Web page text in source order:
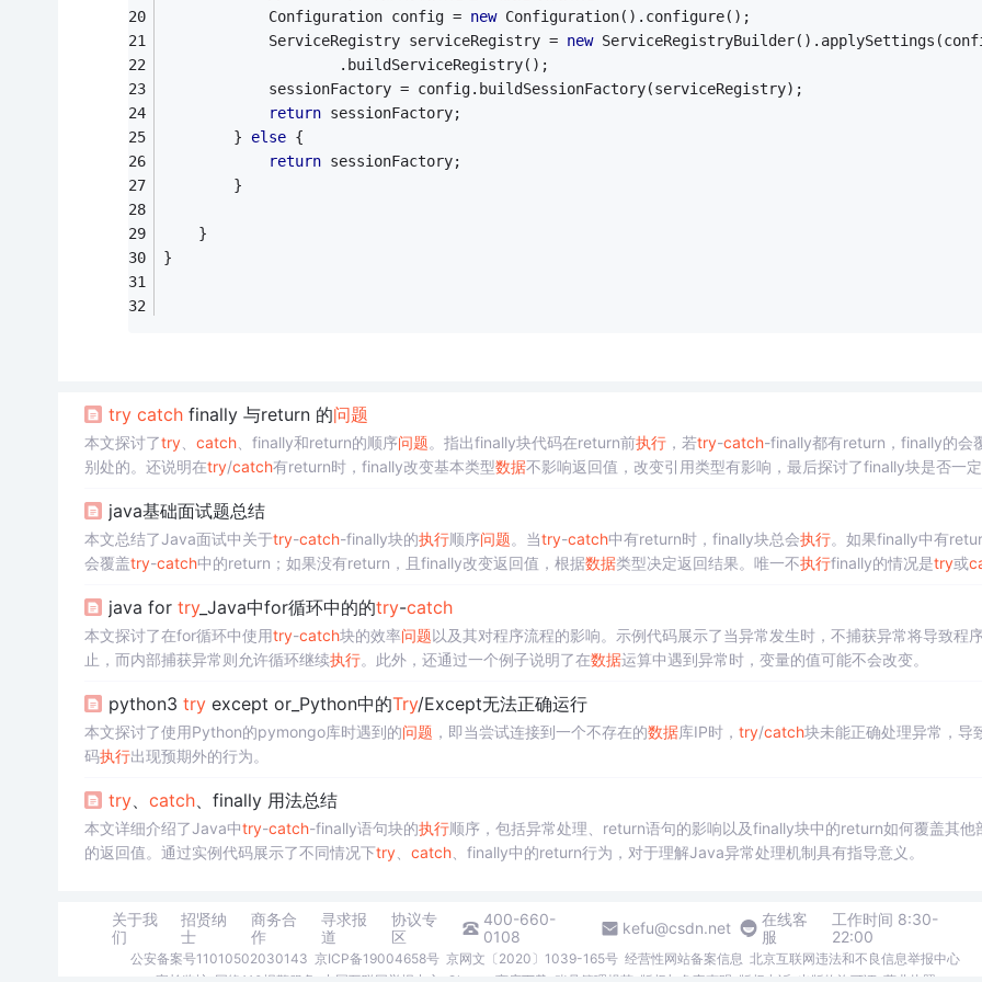
			Configuration config =
new Configuration().configure();
			ServiceRegistry serviceRegistry =
new
					.buildServiceRegistry();
			sessionFactory = config.buildSessionFactory(serviceRegistry);
return sessionFactory;
		}
else {
return sessionFactory;
		}
	}
}
try catchfinally 与return 的问题
本文探讨了try、 catch、finally和return的顺序问题。指出finally块代码在return前执行，若try-catch-finally都有return，finally的会
别处的。还说明在try/catch有return时，finally改变基本类型数据不影响返回值，改变引用类型有影响，最后探讨了finally块是否一定
java基础面试题总结
本文总结了Java面试中关于try-catch-finally块的执行顺序问题。当try-catch中有return时，finally块总会执行。如果finally中有
会覆盖try-catch中的return；如果没有return，且finally改变返回值，根据数据类型决定返回结果。唯一不执行finally的情况是try或
java for try_Java中for循环中的的try-catch
本文探讨了在for循环中使用try-catch块的效率问题以及其对程序流程的影响。示例代码展示了当异常发生时，不捕获异常将导致程
止，而内部捕获异常则允许循环继续执行。此外，还通过一个例子说明了在数据运算中遇到异常时，变量的值可能不会改变。
python3 tryexcept or_Python中的Try/Except无法正确运行
本文探讨了使用Python的pymongo库时遇到的问题 ，即当尝试连接到一个不存在的数据库IP时， try/catch块未能正确处理异常，导
码执行出现预期外的行为。
try、 catch、finally 用法总结
本文详细介绍了Java中try-catch-finally语句块的执行顺序，包括异常处理、return语句的影响以及finally块中的return如何覆盖其他
的返回值。通过实例代码展示了不同情况下try、 catch、finally中的return行为，对于理解Java异常处理机制具有指导意义。
关于我
们
招贤纳
士
商务合
作
寻求报
道
协议专
区
400-660-
0108
kefu@csdn.net
在线客
服
工作时间 8:30-
22:00
公安备案号11010502030143 京ICP备19004658号 京网文〔2020〕1039-165号 经营性网站备案信息 北京互联网违法和不良信息举报中心